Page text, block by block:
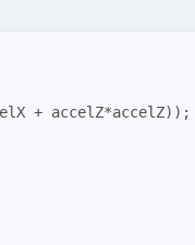
+ accelZ*accelZ));